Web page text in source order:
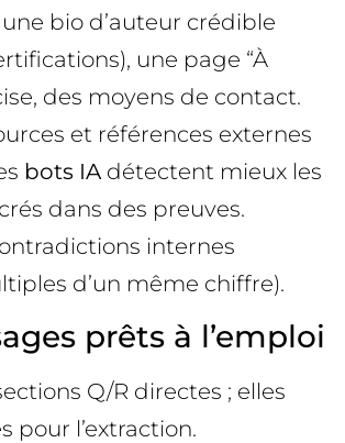
bio d’auteur crédible
une page “À
des moyens de contact.
et références externes
bots IAdétectent mieux les
dans des preuves.
internes
d’un même chiffre).
prêts à l’emploi
Q/R directes ; elles
pour l’extraction.